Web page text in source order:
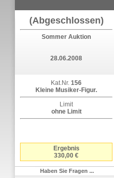
(Abgeschlossen)
Sommer Auktion
28.06.2008
Kat.Nr. 156
Kleine Musiker-Figur.
Limit
ohne Limit
Ergebnis
330,00 €
Haben Sie Fragen ...